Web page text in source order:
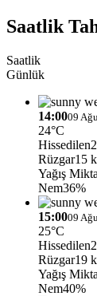
Saatlik
Saatlik
Günlük
14:0009
24°C
Hissedilen
Rüzgar15
Yağış
Nem36%
15:0009
25°C
Hissedilen
Rüzgar19
Yağış
Nem40%